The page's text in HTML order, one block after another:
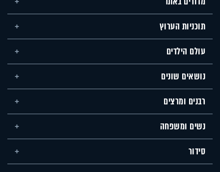
תוכניות הערוץ
עולם הילדים
נושאים שונים
רבנים ומרצים
נשים ומשפחה
סידור